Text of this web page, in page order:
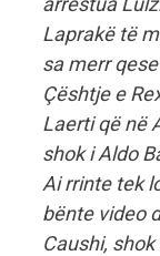
Laprakë të
sa merr
Çështje e
Laerti që në
shok i Aldo
Ai rrinte tek
bënte video
Caushi,